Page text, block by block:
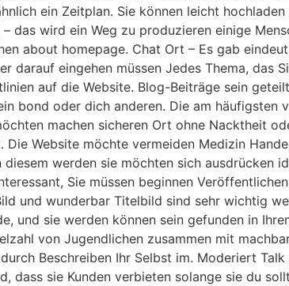
ein Zeitplan. Sie können leicht
das wird ein Weg zu produzieren einige
about homepage. Chat Ort – Es gab
darauf eingehen müssen Jedes Thema, das
auf die Website. Blog-Beiträge sein
bond oder dich anderen. Die am häufigsten
machen sicheren Ort ohne Nacktheit
Website möchte vermeiden Medizin
werden sie möchten sich ausdrücken
Sie müssen beginnen
und wunderbar Titelbild sind sehr wichtig
und sie werden können sein gefunden in
von Jugendlichen zusammen mit
Beschreiben Ihr Selbst im. Moderiert
dass sie Kunden verbieten solange sie du